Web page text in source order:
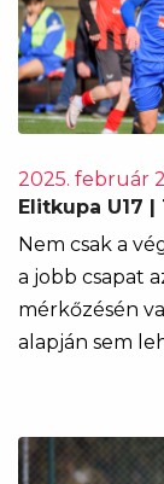
2025. február
Elitkupa U17
Nem csak a
a jobb csapat
mérkőzésén
alapján sem